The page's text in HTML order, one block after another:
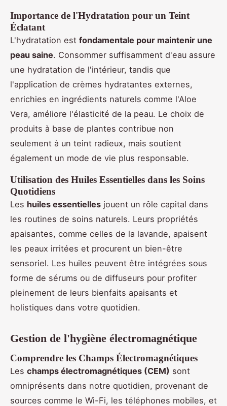
Importance de l'Hydratation pour un Teint
Éclatant
L'hydratation est fondamentale pour maintenir une
peau saine. Consommer suffisamment d'eau assure
une hydratation de l'intérieur, tandis que
l'application de crèmes hydratantes externes,
enrichies en ingrédients naturels comme l'Aloe
Vera, améliore l'élasticité de la peau. Le choix de
produits à base de plantes contribue non
seulement à un teint radieux, mais soutient
également un mode de vie plus responsable.
Utilisation des Huiles Essentielles dans les Soins
Quotidiens
Les huiles essentielles jouent un rôle capital dans
les routines de soins naturels. Leurs propriétés
apaisantes, comme celles de la lavande, apaisent
les peaux irritées et procurent un bien-être
sensoriel. Les huiles peuvent être intégrées sous
forme de sérums ou de diffuseurs pour profiter
pleinement de leurs bienfaits apaisants et
holistiques dans votre quotidien.
Gestion de l'hygiène électromagnétique
Comprendre les Champs Électromagnétiques
Les champs électromagnétiques (CEM) sont
omniprésents dans notre quotidien, provenant de
sources comme le Wi-Fi, les téléphones mobiles, et